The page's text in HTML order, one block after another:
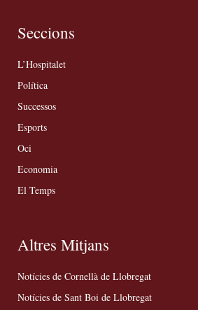
Seccions
L’Hospitalet
Política
Successos
Esports
Oci
Economia
El Temps
Altres Mitjans
Notícies de Cornellà de Llobregat
Notícies de Sant Boi de Llobregat